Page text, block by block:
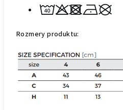
Rozmery produktu: